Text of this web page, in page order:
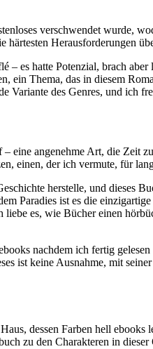
verschwendet wurde,
Herausforderungen
es hatte Potenzial, brach
ein Thema, das in diesem
des Genres, und ich
eine angenehme Art, die Zeit
einen, der ich vermute, für
herstelle, und dieses
Paradies ist es die
es, wie Bücher einen
nachdem ich fertig
ist keine Ausnahme, mit
dessen Farben hell
zu den Charakteren in